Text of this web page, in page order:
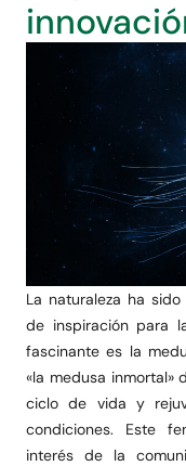
La naturaleza ha
de inspiración para
fascinante es la
«la medusa
ciclo de vida y
condiciones. Este
interés de la